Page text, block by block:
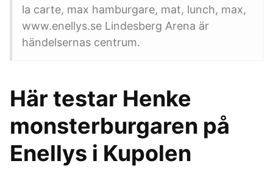
la carte, max hamburgare, mat, lunch, max,
www.enellys.se Lindesberg Arena är
händelsernas centrum.
Här testar Henke
monsterburgaren på
Enellys i Kupolen